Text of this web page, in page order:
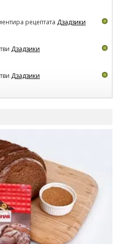
рецептата Дзадзики
Дзадзики
Дзадзики